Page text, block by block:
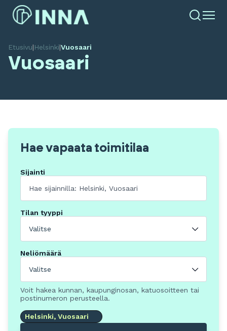
Etusivu|Helsinki|Vuosaari
Vuosaari
Hae vapaata toimitilaa
Sijainti
Tilan tyyppi
Valitse
Neliömäärä
Valitse
Voit hakea kunnan, kaupunginosan, katuosoitteen tai
postinumeron perusteella.
Helsinki, Vuosaari